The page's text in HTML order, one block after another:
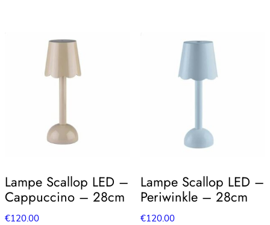
Lampe Scallop LED –
Cappuccino – 28cm
€120.00
Lampe Scallop LED –
Periwinkle – 28cm
€120.00